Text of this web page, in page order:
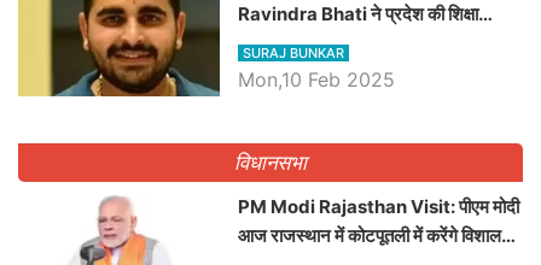
Ravindra Bhati ने प्रदेश की शिक्षा
व्यवस्था पर उठाए सवाल, Madan
Dilawar पर हमला करते हुए गिनवाये खाली
SURAJ BUNKAR
Mon,10 Feb 2025
विधानसभा
PM Modi Rajasthan Visit: पीएम मोदी
आज राजस्थान में कोटपूतली में करेंगे विशाल